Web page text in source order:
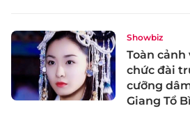
Showbiz
Toàn
chức đài
cưỡng
Giang Tổ